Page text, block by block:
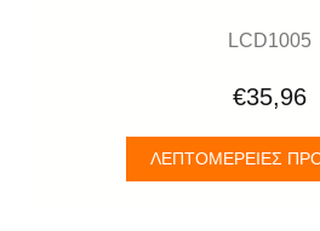
LCD1005
€35,96
ΛΕΠΤΟΜΈΡΕΙΕΣ